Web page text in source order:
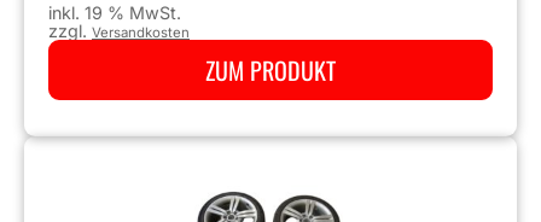
inkl. 19 % MwSt.
zzgl. Versandkosten
ZUM PRODUKT